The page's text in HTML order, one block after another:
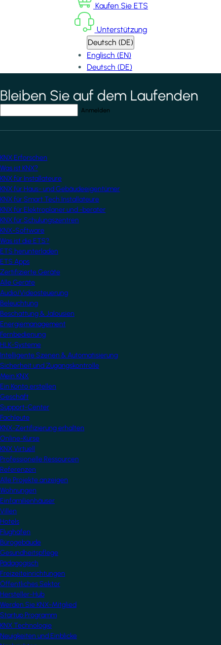
Kaufen Sie ETS
Unterstützung
Deutsch (DE)
Englisch (EN)
Deutsch (DE)
*indicates required field
Bleiben Sie auf dem Laufenden
KNX Erforschen
Was ist KNX?
KNX für Installateure
KNX für Haus- und Gebäudeeigentümer
KNX für Smart Tech Installateure
KNX für Elektroplaner und -berater
KNX für Schulungszentren
KNX-Software
Was ist die ETS?
ETS herunterladen
ETS Apps
Zertifizierte Geräte
Alle Geräte
Audio/Videosteuerung
Beleuchtung
Beschattung & Jalousien
Energiemanagement
Fernbedienung
HLK-Systeme
Intelligente Szenen & Automatisierung
Sicherheit und Zugangskontrolle
Mein KNX
Ein Konto erstellen
Geschäft
Support-Center
Fachleute
KNX-Zertifizierung erhalten
Online-Kurse
KNX Virtuell
Professionelle Ressourcen
Referenzen
Alle Projekte anzeigen
Wohnungen
Einfamilienhäuser
Villen
Hotels
Flughäfen
Bürogebäude
Gesundheitspflege
Pädagogisch
Freizeiteinrichtungen
Öffentliches Sektor
Hersteller-Hub
Werden Sie KNX-Mitglied
Startup Programm
KNX Technologie
Neuigkeiten und Einblicke